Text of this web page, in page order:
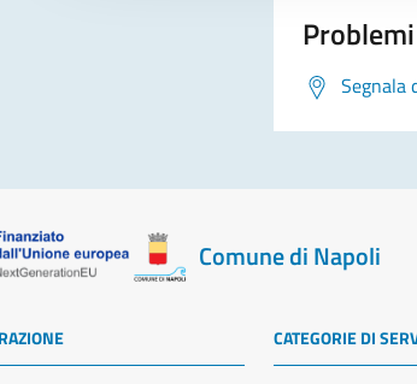
Segnala
Comune di Napoli
CATEGORIE DI